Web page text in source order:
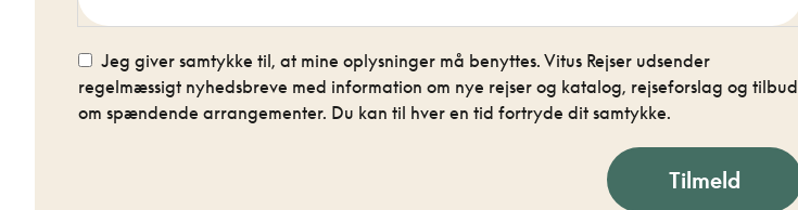
Jeg giver samtykke til, at mine oplysninger må benyttes. Vitus Rejser udsender
regelmæssigt nyhedsbreve med information om nye rejser og katalog, rejseforslag og tilbud
om spændende arrangementer. Du kan til hver en tid fortryde dit samtykke.
Tilmeld